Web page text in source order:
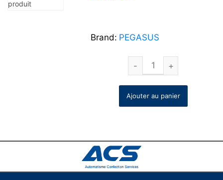
Brand: PEGASUS
Ajouter au panier